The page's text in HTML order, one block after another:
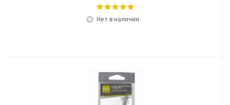
Нет в наличии